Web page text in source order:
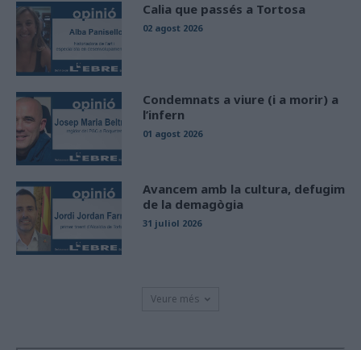
Calia que passés a Tortosa
02 agost 2026
Condemnats a viure (i a morir) a
l’infern
01 agost 2026
Avancem amb la cultura, defugim
de la demagògia
31 juliol 2026
Veure més